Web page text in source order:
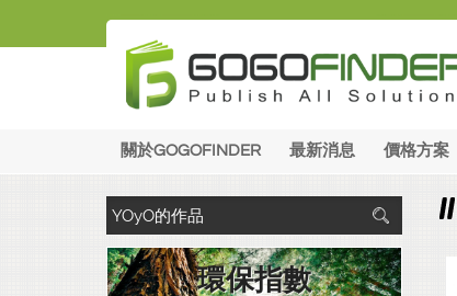
關於GOGOFINDER 最新消息 價格方案
環保指數